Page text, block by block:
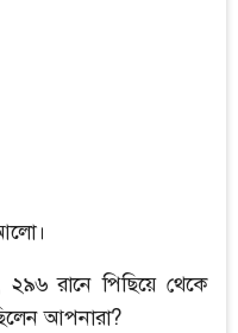
রানে পিছিয়ে থেকে
আপনারা?